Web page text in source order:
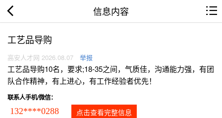
信息内容
工艺品导购
高安人才网 2026.08.07 举报
工艺品导购10名，要求;18-35之间，气质佳，沟通能力强，有团
队合作精神，有上进心，有工作经验者优先！
联系人手机/微信：
132****0288 点击查看完整信息